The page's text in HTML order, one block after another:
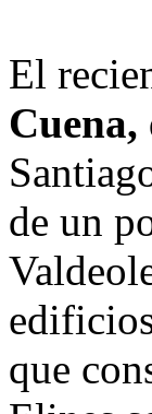
El
Cuena,
de un
que